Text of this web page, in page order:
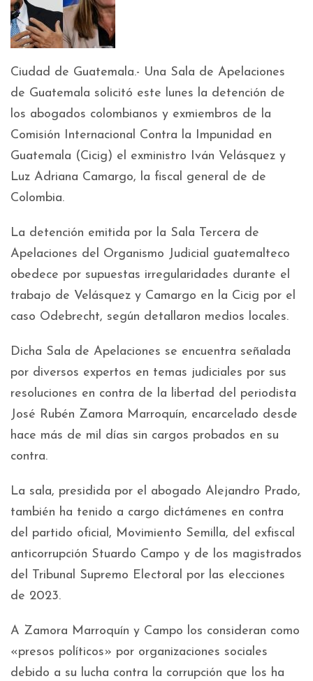
Ciudad de Guatemala.- Una Sala de Apelaciones
de Guatemala solicitó este lunes la detención de
los abogados colombianos y exmiembros de la
Comisión Internacional Contra la Impunidad en
Guatemala (Cicig) el exministro Iván Velásquez y
Luz Adriana Camargo, la fiscal general de de
Colombia.
La detención emitida por la Sala Tercera de
Apelaciones del Organismo Judicial guatemalteco
obedece por supuestas irregularidades durante el
trabajo de Velásquez y Camargo en la Cicig por el
caso Odebrecht, según detallaron medios locales.
Dicha Sala de Apelaciones se encuentra señalada
por diversos expertos en temas judiciales por sus
resoluciones en contra de la libertad del periodista
José Rubén Zamora Marroquín, encarcelado desde
hace más de mil días sin cargos probados en su
contra.
La sala, presidida por el abogado Alejandro Prado,
también ha tenido a cargo dictámenes en contra
del partido oficial, Movimiento Semilla, del exfiscal
anticorrupción Stuardo Campo y de los magistrados
del Tribunal Supremo Electoral por las elecciones
de 2023.
A Zamora Marroquín y Campo los consideran como
«presos políticos» por organizaciones sociales
debido a su lucha contra la corrupción que los ha